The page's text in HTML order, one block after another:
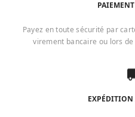
Payez en toute sécurité par
virement bancaire ou lors